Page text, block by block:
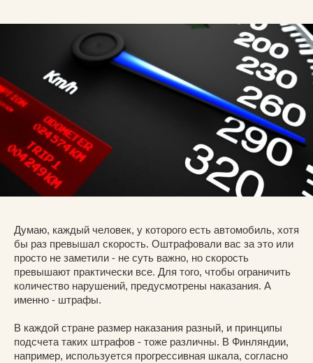
Думаю, каждый человек, у которого есть автомобиль, хотя
бы раз превышал скорость. Оштрафовали вас за это или
просто не заметили - не суть важно, но скорость
превышают практически все. Для того, чтобы ограничить
количество нарушений, предусмотрены наказания. А
именно - штрафы.
В каждой стране размер наказания разный, и принципы
подсчета таких штрафов - тоже различны. В Финляндии,
например, используется прогрессивная шкала, согласно